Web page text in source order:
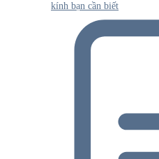
kính bạn cần biết